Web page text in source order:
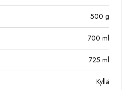
500 g
700 ml
725 ml
Kyllä